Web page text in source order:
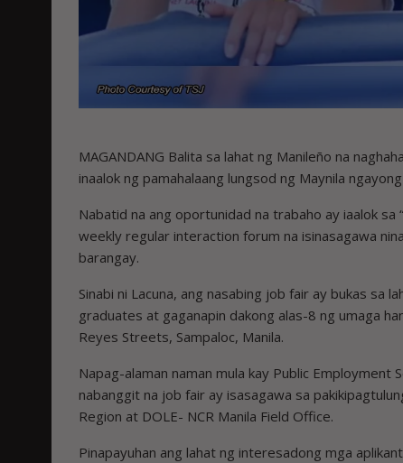
MAGANDANG Balita sa lahat ng Manileño na
inaalok ng pamahalaang lungsod ng Maynila
Nabatid na ang oportunidad na trabaho ay iaalok sa
weekly regular interaction forum na isinasagawa
barangay.
Sinabi ni Lacuna, ang nasabing job fair ay bukas sa
graduates at gaganapin dakong alas-8 ng umaga
Reyes Streets, Sampaloc, Manila.
Napag-alaman naman mula kay Public
nabanggit na job fair ay isasagawa sa
Region at DOLE- NCR Manila Field Office.
Pinapayuhan ang lahat ng interesadong mga